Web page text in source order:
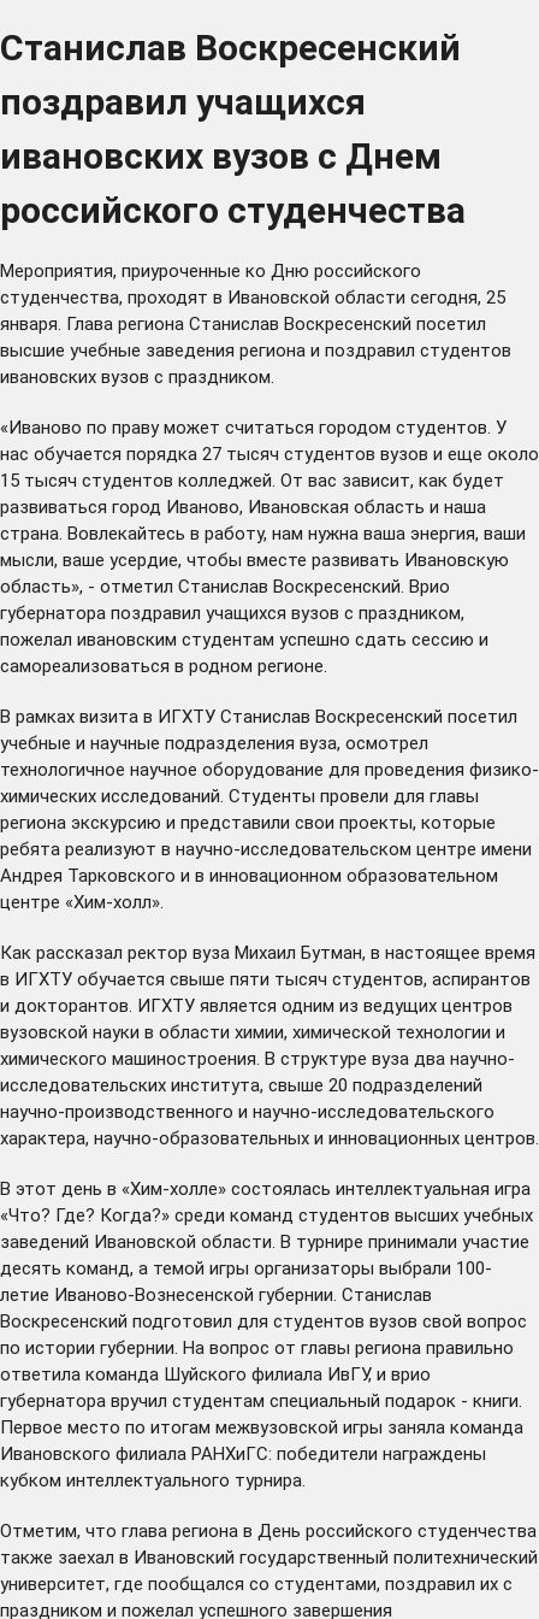
Станислав Воскресенский
поздравил учащихся
ивановских вузов с Днем
российского студенчества
Мероприятия, приуроченные ко Дню российского
студенчества, проходят в Ивановской области сегодня, 25
января. Глава региона Станислав Воскресенский посетил
высшие учебные заведения региона и поздравил студентов
ивановских вузов с праздником.
«Иваново по праву может считаться городом студентов. У
нас обучается порядка 27 тысяч студентов вузов и еще около
15 тысяч студентов колледжей. От вас зависит, как будет
развиваться город Иваново, Ивановская область и наша
страна. Вовлекайтесь в работу, нам нужна ваша энергия, ваши
мысли, ваше усердие, чтобы вместе развивать Ивановскую
область», - отметил Станислав Воскресенский. Врио
губернатора поздравил учащихся вузов с праздником,
пожелал ивановским студентам успешно сдать сессию и
самореализоваться в родном регионе.
В рамках визита в ИГХТУ Станислав Воскресенский посетил
учебные и научные подразделения вуза, осмотрел
технологичное научное оборудование для проведения физико-
химических исследований. Студенты провели для главы
региона экскурсию и представили свои проекты, которые
ребята реализуют в научно-исследовательском центре имени
Андрея Тарковского и в инновационном образовательном
центре «Хим-холл».
Как рассказал ректор вуза Михаил Бутман, в настоящее время
в ИГХТУ обучается свыше пяти тысяч студентов, аспирантов
и докторантов. ИГХТУ является одним из ведущих центров
вузовской науки в области химии, химической технологии и
химического машиностроения. В структуре вуза два научно-
исследовательских института, свыше 20 подразделений
научно-производственного и научно-исследовательского
характера, научно-образовательных и инновационных центров.
В этот день в «Хим-холле» состоялась интеллектуальная игра
«Что? Где? Когда?» среди команд студентов высших учебных
заведений Ивановской области. В турнире принимали участие
десять команд, а темой игры организаторы выбрали 100-
летие Иваново-Вознесенской губернии. Станислав
Воскресенский подготовил для студентов вузов свой вопрос
по истории губернии. На вопрос от главы региона правильно
ответила команда Шуйского филиала ИвГУ, и врио
губернатора вручил студентам специальный подарок - книги.
Первое место по итогам межвузовской игры заняла команда
Ивановского филиала РАНХиГС: победители награждены
кубком интеллектуального турнира.
Отметим, что глава региона в День российского студенчества
также заехал в Ивановский государственный политехнический
университет, где пообщался со студентами, поздравил их с
праздником и пожелал успешного завершения